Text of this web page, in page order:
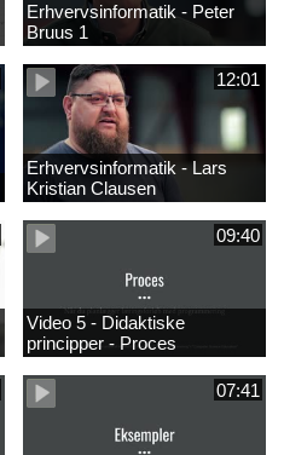
Erhvervsinformatik - Peter
Bruus 1
12:01
Erhvervsinformatik - Lars
Kristian Clausen
09:40
Video 5 - Didaktiske
principper - Proces
07:41